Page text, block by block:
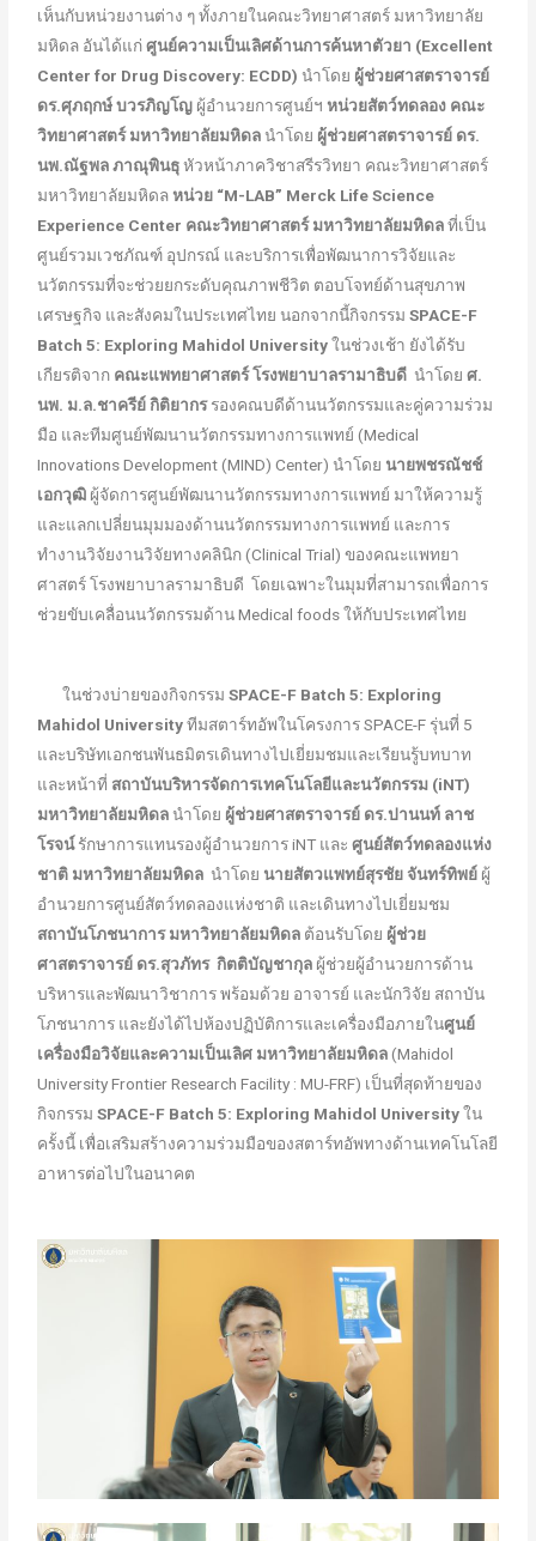
เห็นกับหน่วยงานต่าง ๆ ทั้งภายในคณะวิทยาศาสตร์ มหาวิทยาลัย
มหิดล อันได้แก่ศูนย์ความเป็นเลิศด้านการค้นหาตัวยา (Excellent
Center for Drug Discovery: ECDD)นำโดย ผู้ช่วยศาสตราจารย์
ดร.ศุภฤกษ์ บวรภิญโญ ผู้อำนวยการศูนย์ฯหน่วยสัตว์ทดลอง คณะ
วิทยาศาสตร์ มหาวิทยาลัยมหิดลนำโดย ผู้ช่วยศาสตราจารย์ ดร.
นพ.ณัฐพล ภาณุพินธุหัวหน้าภาควิชาสรีรวิทยา คณะวิทยาศาสตร์
มหาวิทยาลัยมหิดลหน่วย “M-LAB” Merck Life Science
Experience Center คณะวิทยาศาสตร์ มหาวิทยาลัยมหิดลที่เป็น
ศูนย์รวมเวชภัณฑ์ อุปกรณ์ และบริการเพื่อพัฒนาการวิจัยและ
นวัตกรรมที่จะช่วยยกระดับคุณภาพชีวิต ตอบโจทย์ด้านสุขภาพ
เศรษฐกิจ และสังคมในประเทศไทย นอกจากนี้กิจกรรมSPACE-F
Batch 5: Exploring Mahidol Universityในช่วงเช้า ยังได้รับ
เกียรติจาก คณะแพทยาศาสตร์ โรงพยาบาลรามาธิบดี นำโดยศ.
นพ. ม.ล.ชาครีย์ กิติยากรรองคณบดีด้านนวัตกรรมและคู่ความร่วม
มือ และทีมศูนย์พัฒนานวัตกรรมทางการแพทย์ (Medical
Innovations Development (MIND) Center) นำโดย นายพชรณัชช์
เอกวุฒิ ผู้จัดการศูนย์พัฒนานวัตกรรมทางการแพทย์ มาให้ความรู้
และแลกเปลี่ยนมุมมองด้านนวัตกรรมทางการแพทย์ และการ
ทำงานวิจัยงานวิจัยทางคลินิก (Clinical Trial) ของคณะแพทยา
ศาสตร์ โรงพยาบาลรามาธิบดี โดยเฉพาะในมุมที่สามารถเพื่อการ
ช่วยขับเคลื่อนนวัตกรรมด้าน Medical foods ให้กับประเทศไทย
ในช่วงบ่ายของกิจกรรมSPACE-F Batch 5: Exploring
Mahidol Universityทีมสตาร์ทอัพในโครงการ SPACE-F รุ่นที่ 5
และบริษัทเอกชนพันธมิตรเดินทางไปเยี่ยมชมและเรียนรู้บทบาท
และหน้าที่ สถาบันบริหารจัดการเทคโนโลยีและนวัตกรรม (iNT)
มหาวิทยาลัยมหิดลนำโดย ผู้ช่วยศาสตราจารย์ ดร.ปานนท์ ลาช
โรจน์รักษาการแทนรองผู้อำนวยการ iNT และศูนย์สัตว์ทดลองแห่ง
ชาติ มหาวิทยาลัยมหิดลนำโดย นายสัตวแพทย์สุรชัย จันทร์ทิพย์ ผู้
อำนวยการศูนย์สัตว์ทดลองแห่งชาติ และเดินทางไปเยี่ยมชม
สถาบันโภชนาการ มหาวิทยาลัยมหิดล ต้อนรับโดย ผู้ช่วย
ศาสตราจารย์ ดร.สุวภัทร กิตติบัญชากุล ผู้ช่วยผู้อำนวยการด้าน
บริหารและพัฒนาวิชาการ พร้อมด้วย อาจารย์ และนักวิจัย สถาบัน
โภชนาการ และยังได้ไปห้องปฏิบัติการและเครื่องมือภายในศูนย์
เครื่องมือวิจัยและความเป็นเลิศ มหาวิทยาลัยมหิดล(Mahidol
University Frontier Research Facility : MU-FRF) เป็นที่สุดท้ายของ
กิจกรรมSPACE-F Batch 5: Exploring Mahidol Universityใน
ครั้งนี้ เพื่อเสริมสร้างความร่วมมือของสตาร์ทอัพทางด้านเทคโนโลยี
อาหารต่อไปในอนาคต